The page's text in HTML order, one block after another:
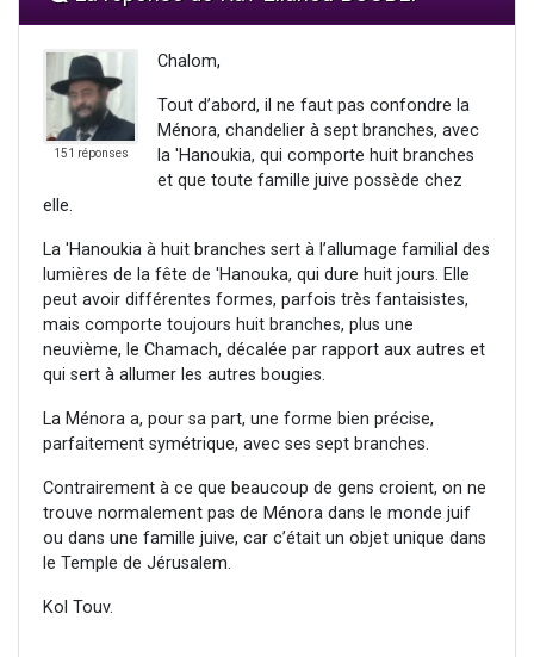
151 réponses
Chalom,
Tout d’abord, il ne faut pas confondre la
Ménora, chandelier à sept branches, avec
la 'Hanoukia, qui comporte huit branches
et que toute famille juive possède chez
elle.
La 'Hanoukia à huit branches sert à l’allumage familial des
lumières de la fête de 'Hanouka, qui dure huit jours. Elle
peut avoir différentes formes, parfois très fantaisistes,
mais comporte toujours huit branches, plus une
neuvième, le Chamach, décalée par rapport aux autres et
qui sert à allumer les autres bougies.
La Ménora a, pour sa part, une forme bien précise,
parfaitement symétrique, avec ses sept branches.
Contrairement à ce que beaucoup de gens croient, on ne
trouve normalement pas de Ménora dans le monde juif
ou dans une famille juive, car c’était un objet unique dans
le Temple de Jérusalem.
Kol Touv.